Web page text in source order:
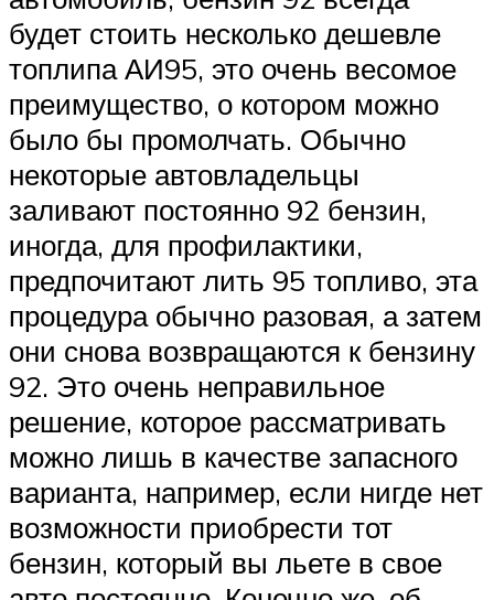
будет стоить несколько дешевле
топлипа АИ95, это очень весомое
преимущество, о котором можно
было бы промолчать. Обычно
некоторые автовладельцы
заливают постоянно 92 бензин,
иногда, для профилактики,
предпочитают лить 95 топливо, эта
процедура обычно разовая, а затем
они снова возвращаются к бензину
92. Это очень неправильное
решение, которое рассматривать
можно лишь в качестве запасного
варианта, например, если нигде нет
возможности приобрести тот
бензин, который вы льете в свое